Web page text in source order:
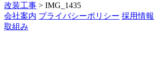
改装工事 > IMG_1435
会社案内 プライバシーポリシー 採用情報
取組み